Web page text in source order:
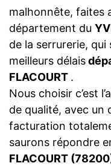
malhonnête, faites
département du
de la serrurerie,
meilleurs délais
FLACOURT .
Nous choisir c’est
de qualité, avec un
facturation
saurons répondre
FLACOURT